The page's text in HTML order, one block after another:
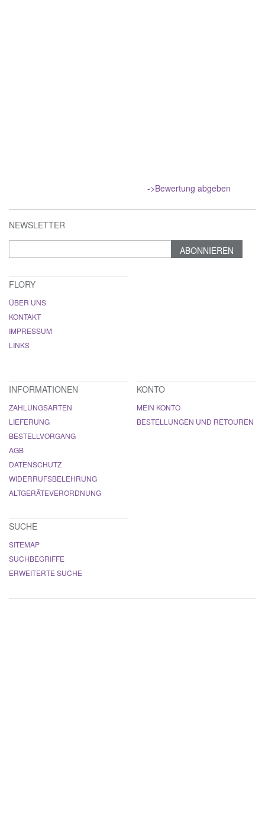
->Bewertung abgeben
NEWSLETTER
ABONNIEREN
FLORY
ÜBER UNS
KONTAKT
IMPRESSUM
LINKS
INFORMATIONEN
ZAHLUNGSARTEN
LIEFERUNG
BESTELLVORGANG
AGB
DATENSCHUTZ
WIDERRUFSBELEHRUNG
ALTGERÄTEVERORDNUNG
KONTO
MEIN KONTO
BESTELLUNGEN UND RETOUREN
SUCHE
SITEMAP
SUCHBEGRIFFE
ERWEITERTE SUCHE